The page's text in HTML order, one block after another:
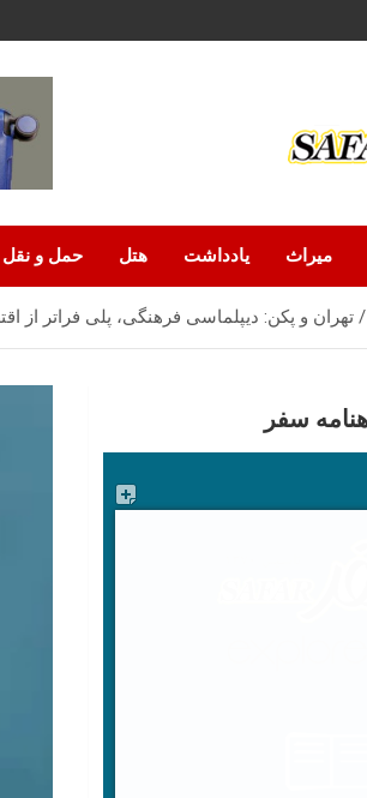
میراث یادداشت هتل حمل‌ و نقل
تهران و پکن: دیپلماسی فرهنگی، پلی فراتر از
سفر